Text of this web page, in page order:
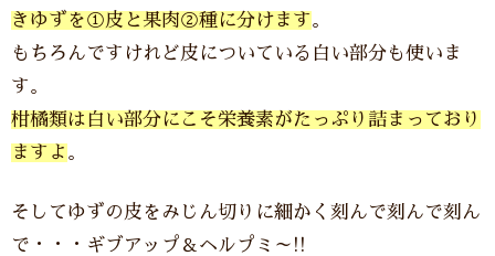
きゆずを①皮と果肉②種に分けます。
もちろんですけれど皮についている白い部分も使いま
す。
柑橘類は白い部分にこそ栄養素がたっぷり詰まっており
ますよ 。
そしてゆずの皮をみじん切りに細かく刻んで刻んで刻ん
で・・・ギブアップ＆ヘルプミ～!!